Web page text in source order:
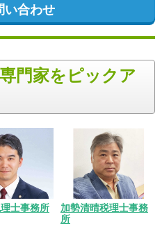
い合わせ
門家をピックア
士事務所
加勢清晴税理士事務
所